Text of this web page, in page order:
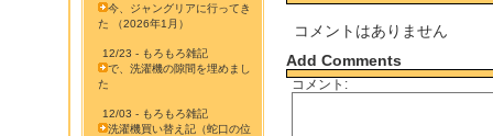
今、ジャングリアに行ってき
た （2026年1月）
12/23 - もろもろ雑記
で、洗濯機の隙間を埋めまし
た
12/03 - もろもろ雑記
洗濯機買い替え記（蛇口の位
コメントはありません
Add Comments
コメント: